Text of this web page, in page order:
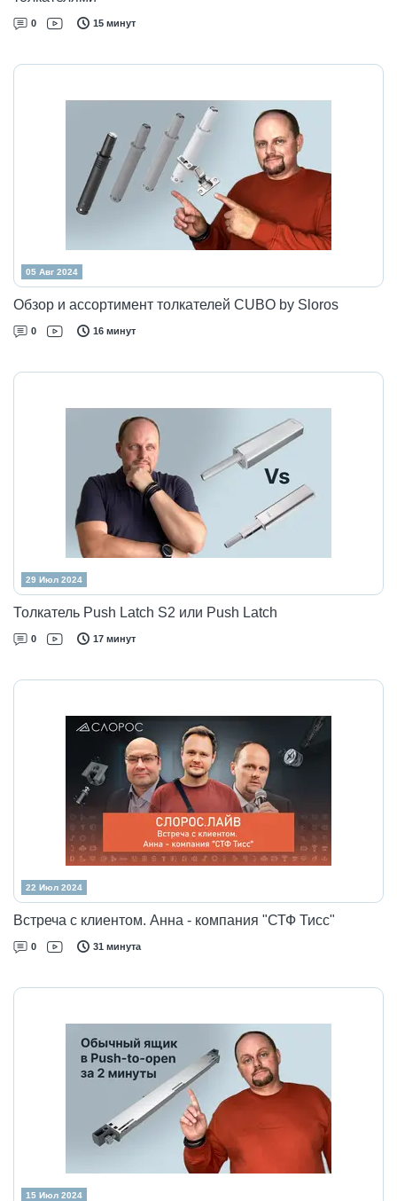
0 15 минут
05 Авг 2024
Обзор и ассортимент толкателей CUBO by Sloros
0 16 минут
29 Июл 2024
Толкатель Push Latch S2 или Push Latch
0 17 минут
22 Июл 2024
Встреча с клиентом. Анна - компания "СТФ Тисс"
0 31 минута
15 Июл 2024